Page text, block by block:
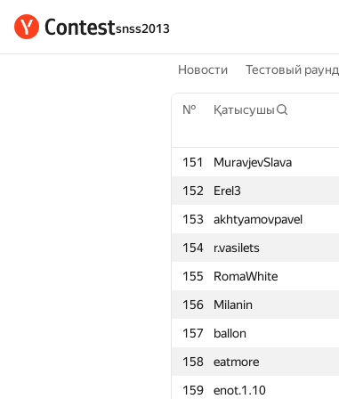
snss2013
Новости Тестовый раунд
№ Қатысушы
151 MuravjevSlava
152
Erel3
153
akhtyamovpavel
154
r.vasilets
155
RomaWhite
156
Milanin
157
ballon
158
eatmore
159
enot.1.10
№
151 MuravjevSlava
152
Erel3